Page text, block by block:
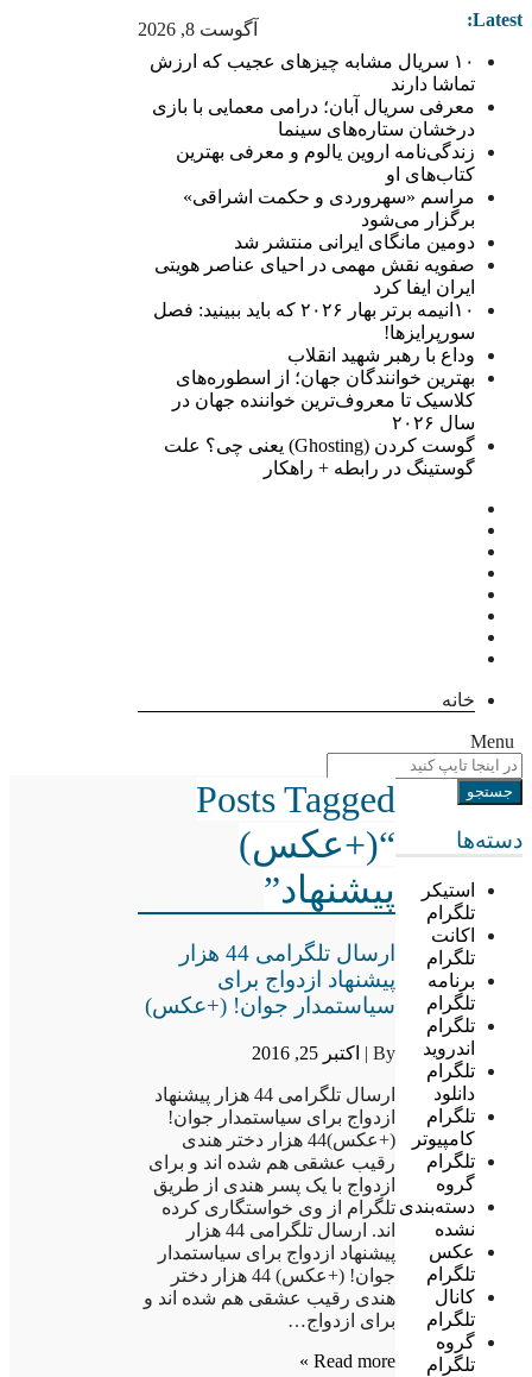
آگوست 8, 2026 Latest:
۱۰ سریال مشابه چیزهای عجیب که ارزش
تماشا دارند
معرفی سریال آبان؛ درامی معمایی با بازی
درخشان ستاره‌های سینما
زندگی‌نامه اروین یالوم و معرفی بهترین
کتاب‌های او
مراسم «سهروردی و حکمت اشراقی»
برگزار می‌شود
دومین مانگای ایرانی منتشر شد
صفویه نقش مهمی در احیای عناصر هویتی
ایران ایفا کرد
۱۰انیمه برتر بهار ۲۰۲۶ که باید ببینید: فصل
سورپرایزها!
وداع با رهبر شهید انقلاب
بهترین خوانندگان جهان؛ از اسطوره‌های
کلاسیک تا معروف‌ترین خواننده جهان در
سال ۲۰۲۶
گوست کردن (Ghosting) یعنی چی؟ علت
گوستینگ در رابطه + راهکار
خانه
Menu
دسته‌ها
استیکر
تلگرام
اکانت
تلگرام
برنامه
تلگرام
تلگرام
اندروید
تلگرام
دانلود
تلگرام
کامپیوتر
تلگرام
گروه
دسته‌بندی
نشده
عکس
تلگرام
کانال
تلگرام
گروه
تلگرام
Posts Tagged
“(+عکس)
پیشنهاد”
ارسال تلگرامی 44 هزار
پیشنهاد ازدواج برای
سیاستمدار جوان! (+عکس)
By | اکتبر 25, 2016
ارسال تلگرامی 44 هزار پیشنهاد
ازدواج برای سیاستمدار جوان!
(+عکس)44 هزار دختر هندی
رقیب عشقی هم شده اند و برای
ازدواج با یک پسر هندی از طریق
تلگرام از وی خواستگاری کرده
اند. ارسال تلگرامی 44 هزار
پیشنهاد ازدواج برای سیاستمدار
جوان! (+عکس) 44 هزار دختر
هندی رقیب عشقی هم شده اند و
برای ازدواج…
Read more »